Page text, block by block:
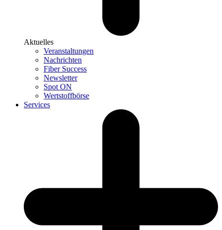
Aktuelles
Veranstaltungen
Nachrichten
Fiber Success
Newsletter
Spot ON
Wertstoffbörse
Services